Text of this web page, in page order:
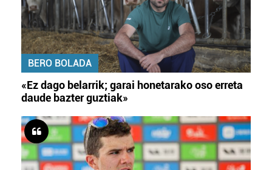
BERO BOLADA
«Ez dago belarrik; garai honetarako oso erreta
daude bazter guztiak»